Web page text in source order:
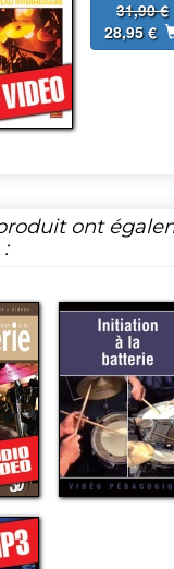
31,90 €
28,95 €
ont